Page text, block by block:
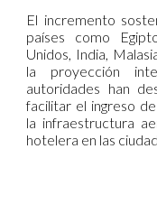
El incremento
países como
Unidos, India,
la proyección
autoridades han
facilitar el ingreso
la infraestructura
hotelera en las